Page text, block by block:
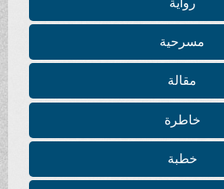
مسرحية
مقالة
خاطرة
خطبة